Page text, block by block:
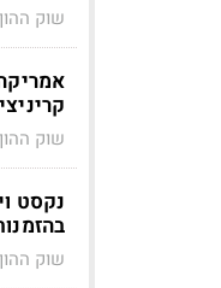
שוק ההון
שוק ההון
שוק ההון